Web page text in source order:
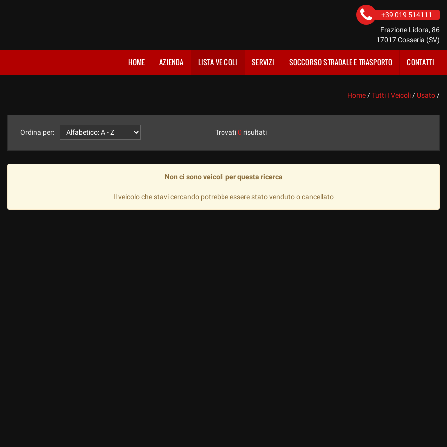
+39 019 514111
Frazione Lidora, 86
17017 Cosseria (SV)
HOME AZIENDA LISTA VEICOLI SERVIZI SOCCORSO STRADALE E TRASPORTO CONTATTI
Home /Tutti I Veicoli / Usato /
Ordina per: Trovati0 risultati
Non ci sono veicoli per questa ricerca
Il veicolo che stavi cercando potrebbe essere stato venduto o cancellato